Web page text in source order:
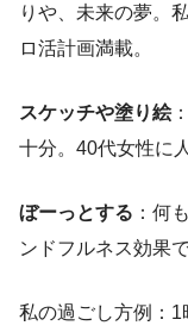
りや、未来の夢。
ロ活計画満載。
スケッチや塗り絵
十分。40代女性に
ぼーっとする ：何
ンドフルネス効果
私の過ごし方例：